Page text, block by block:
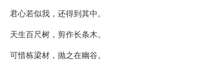
君心若似我，还得到其中。
天生百尺树，剪作长条木。
可惜栋梁材，抛之在幽谷。